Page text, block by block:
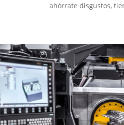
ahórrate disgustos,